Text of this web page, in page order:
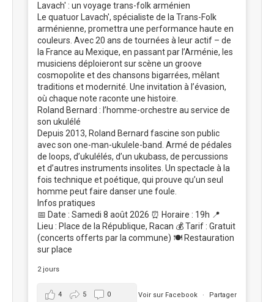
Lavach' : un voyage trans-folk arménien
Le quatuor Lavach', spécialiste de la Trans-Folk
arménienne, promettra une performance haute en
couleurs. Avec 20 ans de tournées à leur actif – de
la France au Mexique, en passant par l’Arménie, les
musiciens déploieront sur scène un groove
cosmopolite et des chansons bigarrées, mêlant
traditions et modernité. Une invitation à l’évasion,
où chaque note raconte une histoire.
Roland Bernard : l’homme-orchestre au service de
son ukulélé
Depuis 2013, Roland Bernard fascine son public
avec son one-man-ukulele-band. Armé de pédales
de loops, d’ukulélés, d’un ukubass, de percussions
et d’autres instruments insolites. Un spectacle à la
fois technique et poétique, qui prouve qu’un seul
homme peut faire danser une foule.
Infos pratiques
📅 Date : Samedi 8 août 2026 ⏰ Horaire : 19h 📍
Lieu : Place de la République, Racan 💰 Tarif : Gratuit
(concerts offerts par la commune) 🍽️ Restauration
sur place
2 jours
Voir sur Facebook · Partager
4 5 0